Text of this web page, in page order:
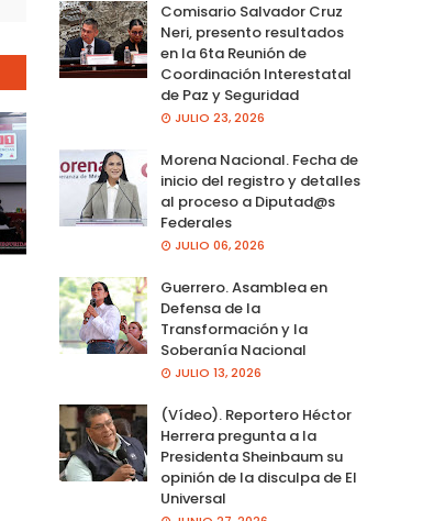
Comisario Salvador Cruz
Neri, presento resultados
en la 6ta Reunión de
Coordinación Interestatal
de Paz y Seguridad
JULIO 23, 2026
Morena Nacional. Fecha de
inicio del registro y detalles
al proceso a Diputad@s
Federales
JULIO 06, 2026
Guerrero. Asamblea en
Defensa de la
Transformación y la
Soberanía Nacional
JULIO 13, 2026
(Vídeo). Reportero Héctor
Herrera pregunta a la
Presidenta Sheinbaum su
opinión de la disculpa de El
Universal